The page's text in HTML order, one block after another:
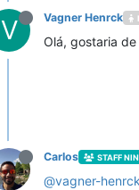
V Vagner Henrck
Olá, gostaria
Carlos STAFF
@vagner-henrck